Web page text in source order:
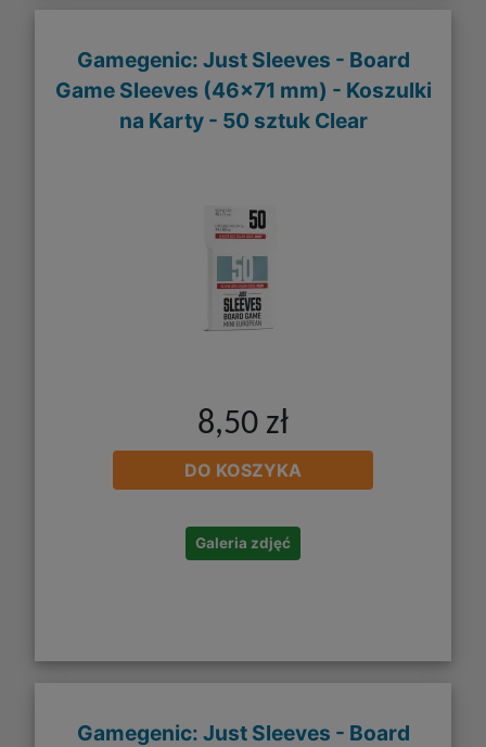
Gamegenic: Just Sleeves - Board
Game Sleeves (46x71 mm) - Koszulki
na Karty - 50 sztuk Clear
8,50 zł
DO KOSZYKA
Galeria zdjęć
Gamegenic: Just Sleeves - Board